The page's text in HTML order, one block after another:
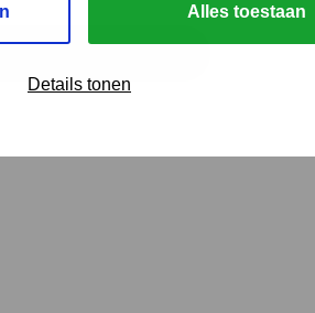
Alles toestaan
Details tonen